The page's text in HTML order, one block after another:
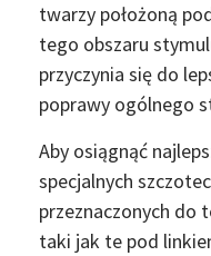
twarzy położoną
tego obszaru
przyczynia się do
poprawy ogólnego
Aby osiągnąć
specjalnych
przeznaczonych do
taki jak te pod